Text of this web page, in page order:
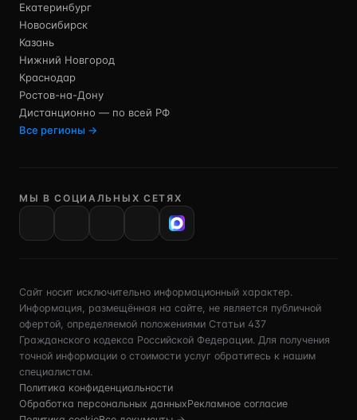
Екатеринбург
Новосибирск
Казань
Нижний Новгород
Краснодар
Ростов-на-Дону
Дистанционно — по всей РФ
Все регионы →
МЫ В СОЦИАЛЬНЫХ СЕТЯХ
Сайт носит исключительно информационный характер.
Информация, размещённая на сайте, не является публичной
офертой, определяемой положениями Статьи 437
Гражданского кодекса Российской Федерации. Для получения
точной информации о стоимости услуг обратитесь к нашим
специалистам.
Политика конфиденциальности
Обработка персональных данныхРекламное согласие